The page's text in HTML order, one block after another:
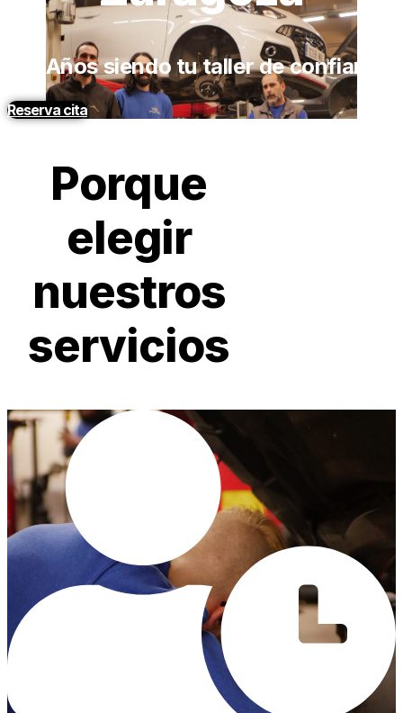
40 Años siendo tu taller de confianza
Reserva cita
Porque
elegir
nuestros
servicios